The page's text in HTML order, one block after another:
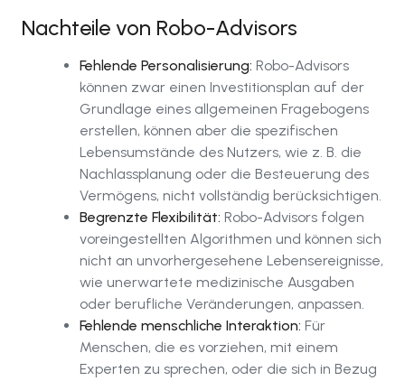
Nachteile von Robo-Advisors
Fehlende Personalisierung: Robo-Advisors
können zwar einen Investitionsplan auf der
Grundlage eines allgemeinen Fragebogens
erstellen, können aber die spezifischen
Lebensumstände des Nutzers, wie z. B. die
Nachlassplanung oder die Besteuerung des
Vermögens, nicht vollständig berücksichtigen.
Begrenzte Flexibilität: Robo-Advisors folgen
voreingestellten Algorithmen und können sich
nicht an unvorhergesehene Lebensereignisse,
wie unerwartete medizinische Ausgaben
oder berufliche Veränderungen, anpassen.
Fehlende menschliche Interaktion: Für
Menschen, die es vorziehen, mit einem
Experten zu sprechen, oder die sich in Bezug